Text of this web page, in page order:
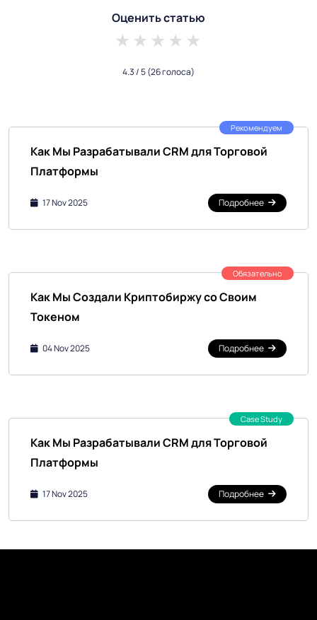
Оценить статью
4 stars
3 stars
2 stars
1 star
4.3/ 5(26 голоса)
Рекомендуем
Как Мы Разрабатывали CRM для Торговой
Платформы
17 Nov 2025 Подробнее
Обязательно
Как Мы Создали Криптобиржу со Своим
Токеном
04 Nov 2025 Подробнее
Case Study
Как Мы Разрабатывали CRM для Торговой
Платформы
17 Nov 2025 Подробнее